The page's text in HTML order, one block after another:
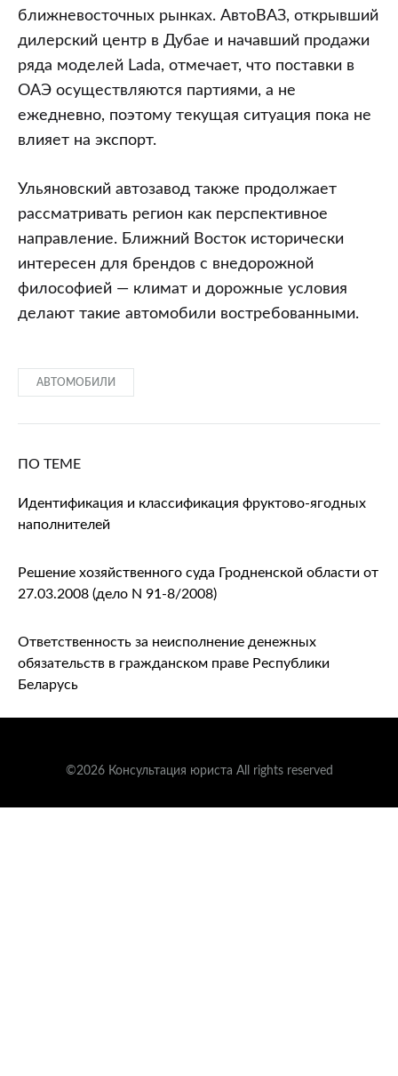
ближневосточных рынках. АвтоВАЗ, открывший
дилерский центр в Дубае и начавший продажи
ряда моделей Lada, отмечает, что поставки в
ОАЭ осуществляются партиями, а не
ежедневно, поэтому текущая ситуация пока не
влияет на экспорт.
Ульяновский автозавод также продолжает
рассматривать регион как перспективное
направление. Ближний Восток исторически
интересен для брендов с внедорожной
философией — климат и дорожные условия
делают такие автомобили востребованными.
АВТОМОБИЛИ
ПО ТЕМЕ
Идентификация и классификация фруктово-ягодных
наполнителей
Решение хозяйственного суда Гродненской области от
27.03.2008 (дело N 91-8/2008)
Ответственность за неисполнение денежных
обязательств в гражданском праве Республики
Беларусь
©2026 Консультация юриста All rights reserved